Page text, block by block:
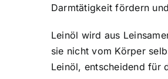
Darmtätigkeit fördern
Leinöl wird aus
sie nicht vom Körper
Leinöl, entscheidend für